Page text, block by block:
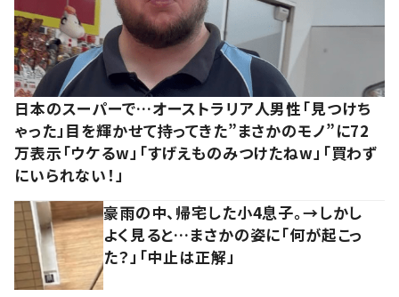
日本のスーパーで…オーストラリア人男性「見つけち
ゃった」目を輝かせて持ってきた”まさかのモノ”に72
万表示「ウケるw」「すげえものみつけたねw」「買わず
にいられない！」
豪雨の中、帰宅した小4息子。→しかし
よく見ると…まさかの姿に「何が起こっ
た？」「中止は正解」